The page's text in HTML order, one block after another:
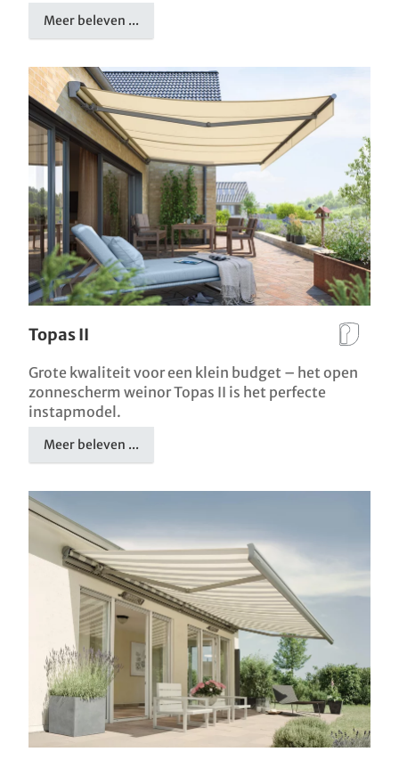
Meer beleven ...
Topas II
Grote kwaliteit voor een klein budget – het open
zonnescherm weinor Topas II is het perfecte
instapmodel.
Meer beleven ...